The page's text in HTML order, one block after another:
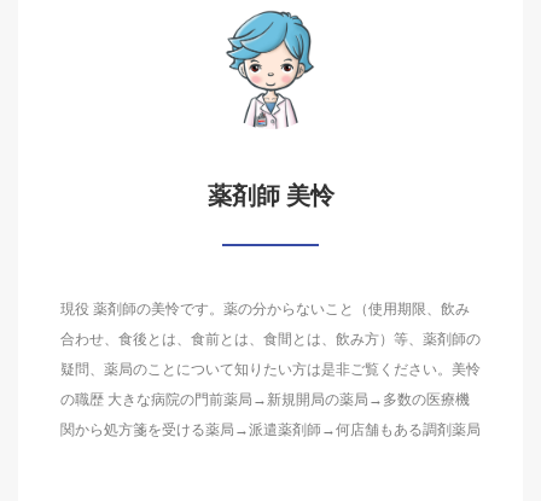
薬剤師 美怜
現役 薬剤師の美怜です。薬の分からないこと（使用期限、飲み
合わせ、食後とは、食前とは、食間とは、飲み方）等、薬剤師の
疑問、薬局のことについて知りたい方は是非ご覧ください。美怜
の職歴 大きな病院の門前薬局→新規開局の薬局→多数の医療機
関から処方箋を受ける薬局→派遣薬剤師→何店舗もある調剤薬局